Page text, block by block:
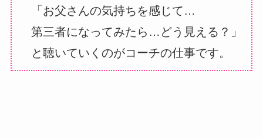
「お父さんの気持ちを感じて…
第三者になってみたら…どう見える？」
と聴いていくのがコーチの仕事です。